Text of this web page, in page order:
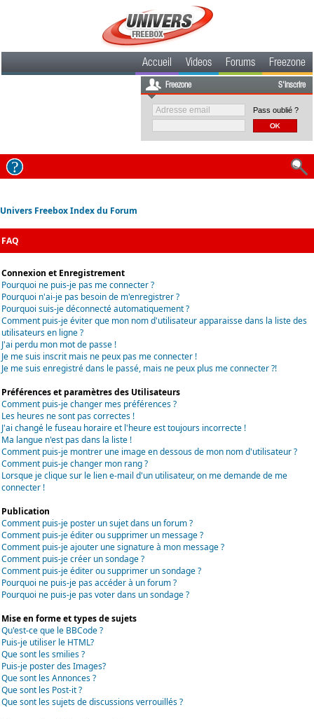
Accueil Videos Forums Freezone
Freezone S'inscrire
Pass oublié ?
Univers Freebox Index du Forum
FAQ
Connexion et Enregistrement
Pourquoi ne puis-je pas me connecter ?
Pourquoi n'ai-je pas besoin de m'enregistrer ?
Pourquoi suis-je déconnecté automatiquement ?
Comment puis-je éviter que mon nom d'utilisateur apparaisse dans la liste des
utilisateurs en ligne ?
J'ai perdu mon mot de passe !
Je me suis inscrit mais ne peux pas me connecter !
Je me suis enregistré dans le passé, mais ne peux plus me connecter ?!
Préférences et paramètres des Utilisateurs
Comment puis-je changer mes préférences ?
Les heures ne sont pas correctes !
J'ai changé le fuseau horaire et l'heure est toujours incorrecte !
Ma langue n'est pas dans la liste !
Comment puis-je montrer une image en dessous de mon nom d'utilisateur ?
Comment puis-je changer mon rang ?
Lorsque je clique sur le lien e-mail d'un utilisateur, on me demande de me
connecter !
Publication
Comment puis-je poster un sujet dans un forum ?
Comment puis-je éditer ou supprimer un message ?
Comment puis-je ajouter une signature à mon message ?
Comment puis-je créer un sondage ?
Comment puis-je éditer ou supprimer un sondage ?
Pourquoi ne puis-je pas accéder à un forum ?
Pourquoi ne puis-je pas voter dans un sondage ?
Mise en forme et types de sujets
Qu'est-ce que le BBCode ?
Puis-je utiliser le HTML?
Que sont les smilies ?
Puis-je poster des Images?
Que sont les Annonces ?
Que sont les Post-it ?
Que sont les sujets de discussions verrouillés ?